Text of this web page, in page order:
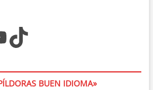
TikTok
BUEN IDIOMA»